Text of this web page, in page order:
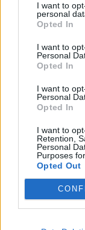
I want to
personal
Opted In
I want to
Personal
Opted In
I want to
Personal
Opted In
I want to
Retention,
Personal
Purposes
Opted Out